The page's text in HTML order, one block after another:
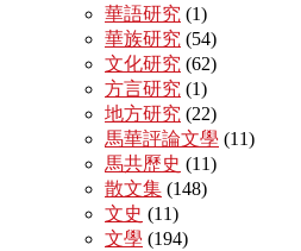
華語研究 (1)
華族研究 (54)
文化研究 (62)
方言研究 (1)
地方研究 (22)
馬華評論文學 (11)
馬共歷史 (11)
散文集 (148)
文史 (11)
文學 (194)